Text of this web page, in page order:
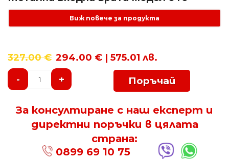
Виж повече за продукта
327.00€ 294.00 € | 575.01 лв.
-
+ Поръчай
За консултиране с наш експерт и
директни поръчки в цялата
страна:
0899 69 10 75